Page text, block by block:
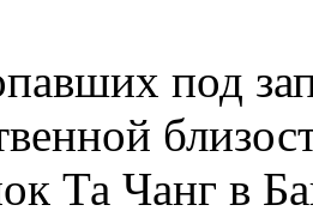
под
Та Чанг в